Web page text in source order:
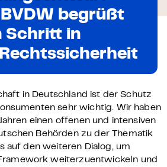
BVDW begrüßt
Schritt in
in Deutschland ist der Schutz
sehr wichtig. Wir haben
einen offenen und intensiven
Behörden zu der Thematik
auf den weiteren Dialog, um
weiterzuentwickeln und